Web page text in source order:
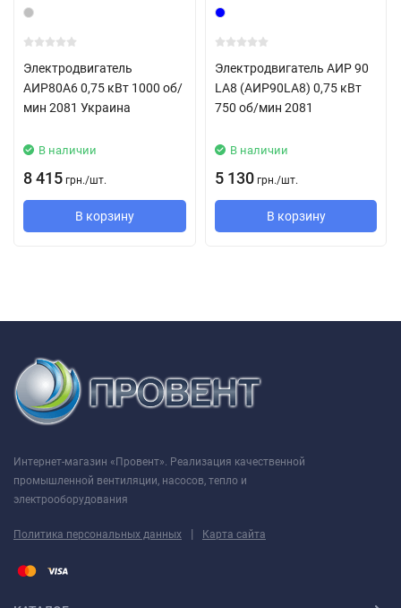
Электродвигатель
АИР80А6 0,75 кВт 1000 об/
мин 2081 Украина
В наличии
8 415 грн./шт.
В корзину
Электродвигатель АИР 90
LA8 (АИР90LA8) 0,75 кВт
750 об/мин 2081
В наличии
5 130 грн./шт.
В корзину
Интернет-магазин «Провент». Реализация качественной
промышленной вентиляции, насосов, тепло и
электрооборудования
Политика персональных данных | Карта сайта